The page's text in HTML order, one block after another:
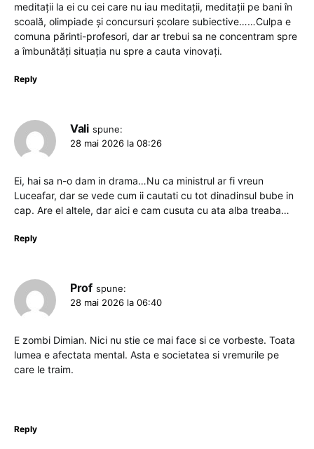
meditații la ei cu cei care nu iau meditații, meditații pe bani în
scoală, olimpiade și concursuri școlare subiective……Culpa e
comuna părinti-profesori, dar ar trebui sa ne concentram spre
a îmbunătăți situația nu spre a cauta vinovați.
Reply
Vali spune:
28 mai 2026 la 08:26
Ei, hai sa n-o dam in drama…Nu ca ministrul ar fi vreun
Luceafar, dar se vede cum ii cautati cu tot dinadinsul bube in
cap. Are el altele, dar aici e cam cusuta cu ata alba treaba…
Reply
Prof spune:
28 mai 2026 la 06:40
E zombi Dimian. Nici nu stie ce mai face si ce vorbeste. Toata
lumea e afectata mental. Asta e societatea si vremurile pe
care le traim.
Reply